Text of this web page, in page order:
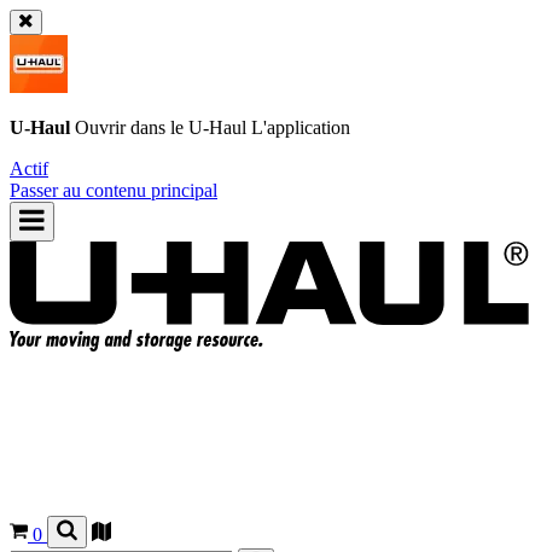
U-Haul Ouvrir dans le U-Haul L'application
Actif
Passer au contenu principal
0